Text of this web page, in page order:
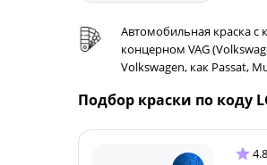
Автомобильная краска с
концерном VAG
Volkswagen, как Passat,
Подбор краски по коду
4.8